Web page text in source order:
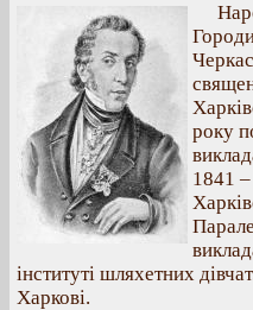
року
1841
інституті шляхетних
Харкові.